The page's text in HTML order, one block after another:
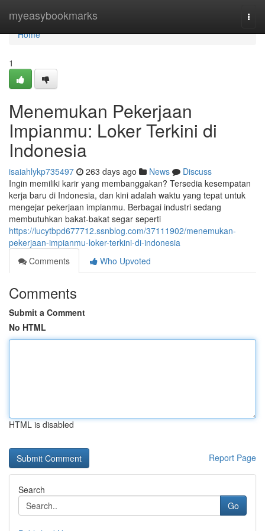
myeasybookmarks
Home
Home
1
Menemukan Pekerjaan
Impianmu: Loker Terkini di
Indonesia
isaiahlykp735497 263 days ago News
Discuss
Ingin memiliki karir yang membanggakan? Tersedia kesempatan
kerja baru di Indonesia, dan kini adalah waktu yang tepat untuk
mengejar pekerjaan impianmu. Berbagai industri sedang
membutuhkan bakat-bakat segar seperti
https://lucytbpd677712.ssnblog.com/37111902/menemukan-
pekerjaan-impianmu-loker-terkini-di-indonesia
Comments
Who Upvoted
Comments
Submit a Comment
No HTML
HTML is disabled
Report Page
Search
Go